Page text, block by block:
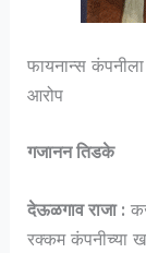
फायनान्स
आरोप
गजानन तिडके
देऊळगाव राजा :
रक्कम कंपनीच्या